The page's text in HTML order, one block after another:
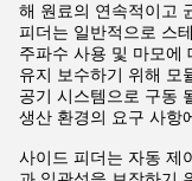
해 원료의 연속적이고
피더는 일반적으로 스
주파수 사용 및 마모에
유지 보수하기 위해 모
공기 시스템으로 구동
생산 환경의 요구 사항
사이드 피더는 자동 제